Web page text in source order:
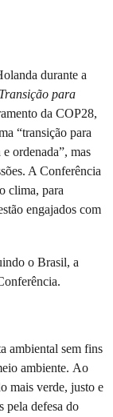
durante a
para
da COP28,
“transição para
ordenada”, mas
A Conferência
clima, para
engajados com
o Brasil, a
ambiental sem fins
ambiente. Ao
mais verde, justo e
pela defesa do